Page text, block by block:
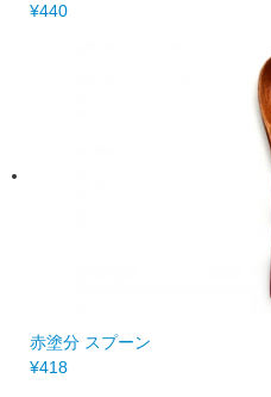
¥440
赤塗分 スプーン
¥418